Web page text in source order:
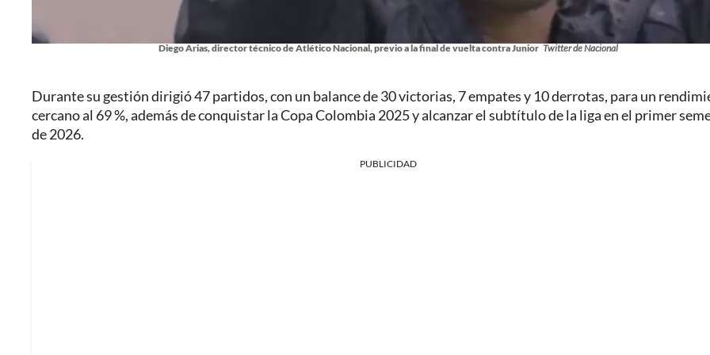
Diego Arias, director técnico de Atlético Nacional, previo a la final de vuelta contra Junior Twitter de Nacional
Durante su gestión dirigió 47 partidos, con un balance de 30 victorias, 7 empates y 10 derrotas, para un
cercano al 69 %, además de conquistar la Copa Colombia 2025 y alcanzar el subtítulo de la liga en el primer
de 2026.
PUBLICIDAD